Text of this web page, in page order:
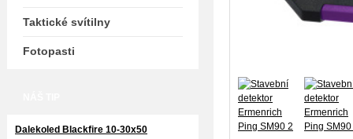
Taktické svítilny
Fotopasti
Dalekoled Blackfire 10-30x50